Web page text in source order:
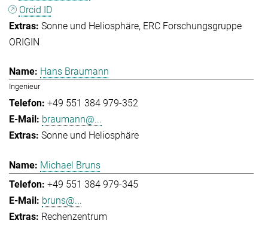
Orcid ID
Sonne und Heliosphäre ERC Forschungsgruppe
ORIGIN
Hans Braumann
Ingenieur
+49 551 384 979-352
braumann@...
Sonne und Heliosphäre
Michael Bruns
+49 551 384 979-345
bruns@...
Rechenzentrum